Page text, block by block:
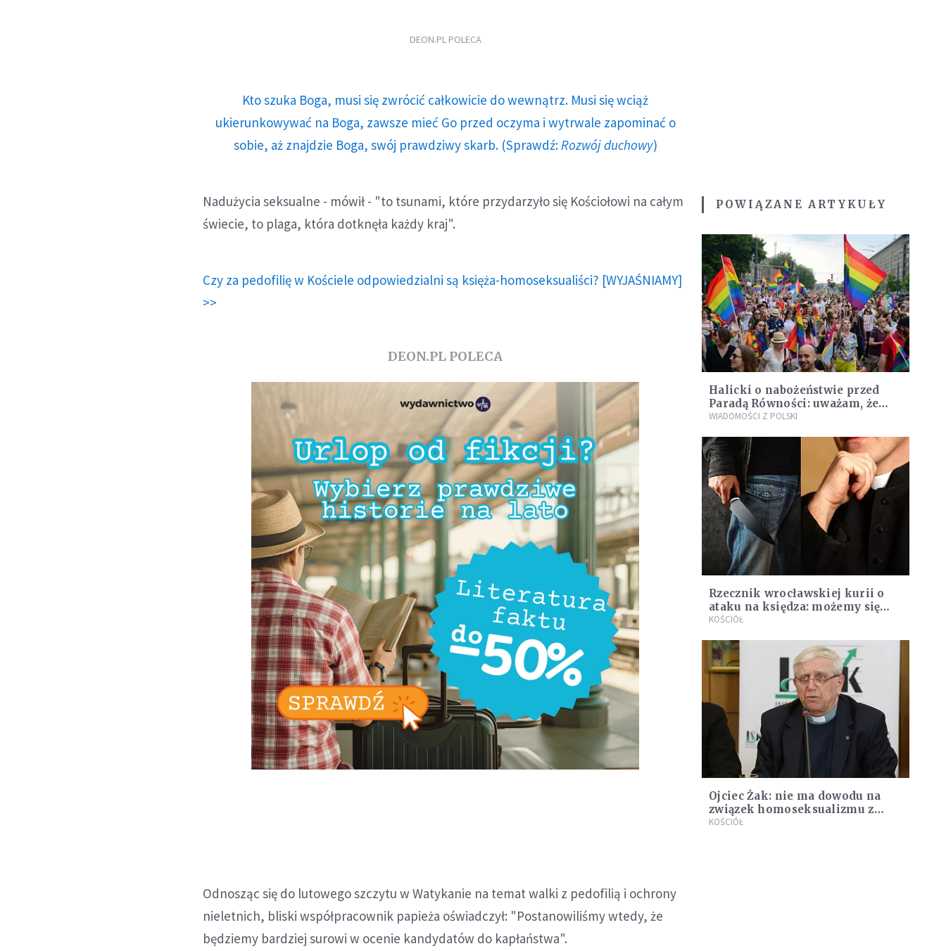
DEON.PL POLECA
Kto szuka Boga, musi się zwrócić całkowicie do wewnątrz. Musi się wciąż
ukierunkowywać na Boga, zawsze mieć Go przed oczyma i wytrwale zapominać o
sobie, aż znajdzie Boga, swój prawdziwy skarb. (Sprawdź: Rozwój duchowy)
Nadużycia seksualne - mówił - "to tsunami, które przydarzyło się Kościołowi na całym
świecie, to plaga, która dotknęła każdy kraj".
Czy za pedofilię w Kościele odpowiedzialni są księża-homoseksualiści? [WYJAŚNIAMY]
>>
DEON.PL POLECA
Odnosząc się do lutowego szczytu w Watykanie na temat walki z pedofilią i ochrony
nieletnich, bliski współpracownik papieża oświadczył: "Postanowiliśmy wtedy, że
będziemy bardziej surowi w ocenie kandydatów do kapłaństwa".
POWIĄZANE ARTYKUŁY
Halicki o nabożeństwie przed
Paradą Równości: uważam, że
granice zostały przekroczone
WIADOMOŚCI Z POLSKI
Rzecznik wrocławskiej kurii o
ataku na księdza: możemy się
domyślać, że nie był to atak
KOŚCIÓŁ
Ojciec Żak: nie ma dowodu na
związek homoseksualizmu z
wykorzystywaniem seksualnym
KOŚCIÓŁ